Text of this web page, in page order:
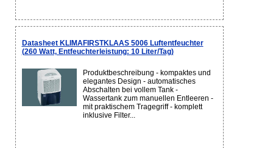
Datasheet KLIMAFIRSTKLAAS 5006 Luftentfeuchter
(260 Watt, Entfeuchterleistung: 10 Liter/Tag)
Produktbeschreibung - kompaktes und
elegantes Design - automatisches
Abschalten bei vollem Tank -
Wassertank zum manuellen Entleeren -
mit praktischem Tragegriff - komplett
inklusive Filter...